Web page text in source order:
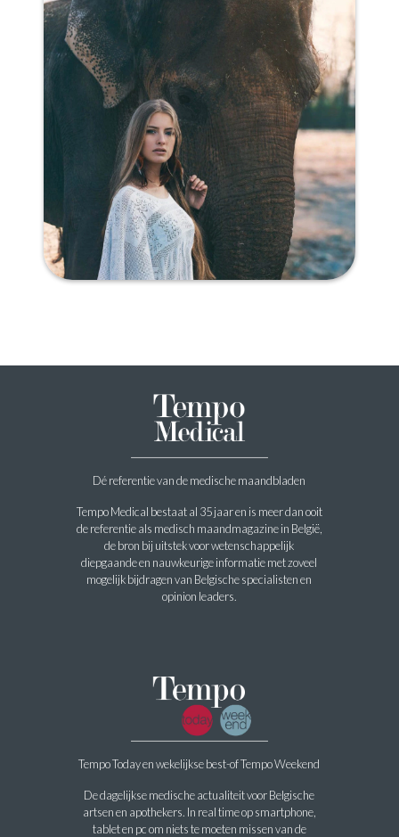
Dé referentie van de medische maandbladen
Tempo Medical bestaat al 35 jaar en is meer dan ooit
de referentie als medisch maandmagazine in België,
de bron bij uitstek voor wetenschappelijk
diepgaande en nauwkeurige informatie met zoveel
mogelijk bijdragen van Belgische specialisten en
opinion leaders.
Tempo Today en wekelijkse best-of Tempo Weekend
De dagelijkse medische actualiteit voor Belgische
artsen en apothekers. In real time op smartphone,
tablet en pc om niets te moeten missen van de